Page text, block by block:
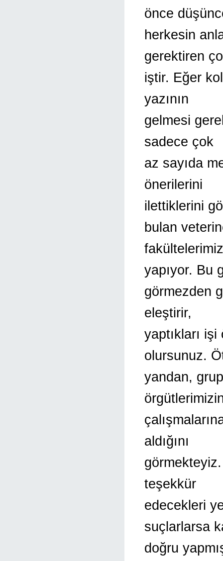
önce
herkesin
gerektiren
iştir. Eğer
yazının
gelmesi
sadece çok
az sayıda
önerilerini
ilettiklerini
bulan
yapıyor. Bu
görmezden
eleştirir,
yaptıkları
olursunuz.
yandan,
aldığını
teşekkür
edecekleri
suçlarlarsa
doğru